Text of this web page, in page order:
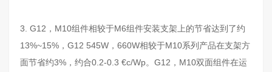
3. G12，M10组件相较于M6组件安装支架上的节省达到了约
13%~15%，G12 545W，660W相较于M10系列产品在支架方
面节省约3%，约合0.2-0.3 €c/Wp。G12，M10双面组件在运